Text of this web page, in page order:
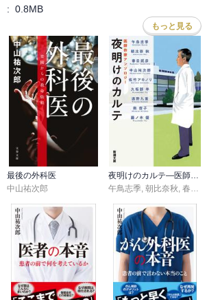
: 0.8MB
もっと見る
最後の外科医
中山祐次郎
夜明けのカルテ―医師作家アンソロジー―（新潮文庫）
午鳥志季, 朝比奈秋, 春日武彦